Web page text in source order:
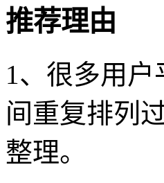
推荐理由
1、很多用
间重复排列
整理。